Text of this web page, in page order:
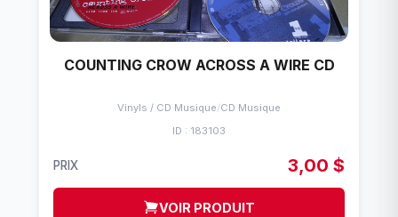
COUNTING CROW ACROSS A WIRE CD
Vinyls / CD Musique/CD Musique
ID : 183103
PRIX 3,00 $
VOIR PRODUIT